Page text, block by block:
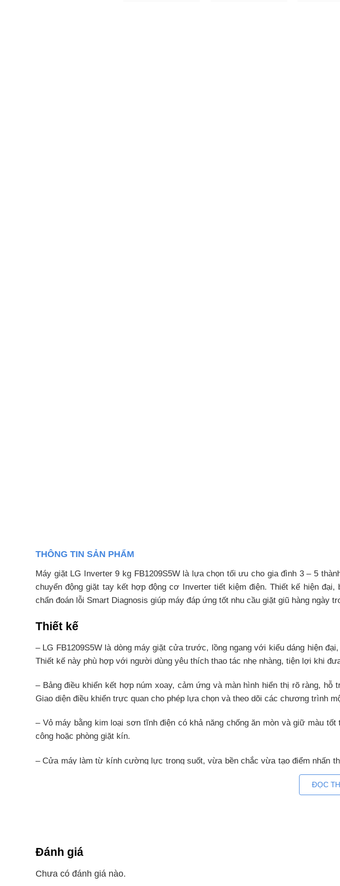
THÔNG TIN SẢN PHẨM
Máy giặt LG Inverter 9 kg FB1209S5W là lựa chọn tối ưu cho gia đình 3 – 5
chuyển động giặt tay kết hợp động cơ Inverter tiết kiệm điện. Thiết kế hiện
chẩn đoán lỗi Smart Diagnosis giúp máy đáp ứng tốt nhu cầu giặt giũ hàng ngày
Thiết kế
– LG FB1209S5W là dòng máy giặt cửa trước, lồng ngang với kiểu dáng hiện
Thiết kế này phù hợp với người dùng yêu thích thao tác nhẹ nhàng, tiện lợi khi
– Bảng điều khiển kết hợp núm xoay, cảm ứng và màn hình hiển thị rõ ràng,
Giao diện điều khiển trực quan cho phép lựa chọn và theo dõi các chương trình
– Vỏ máy bằng kim loại sơn tĩnh điện có khả năng chống ăn mòn và giữ màu
công hoặc phòng giặt kín.
– Cửa máy làm từ kính cường lực trong suốt, vừa bền chắc vừa tạo điểm nhấn
– Lồng giặt làm từ thép không gỉ có độ bền cao, chống bám cặn và giữ cho
– Với khối lượng giặt 9 kg, máy phù hợp với các gia đình từ 3 đến 5 người
chứa vừa phải giúp tiết kiệm điện, nước và thời gian, đặc biệt lý tưởng cho căn hộ
ĐỌC
Đánh giá
Chưa có đánh giá nào.